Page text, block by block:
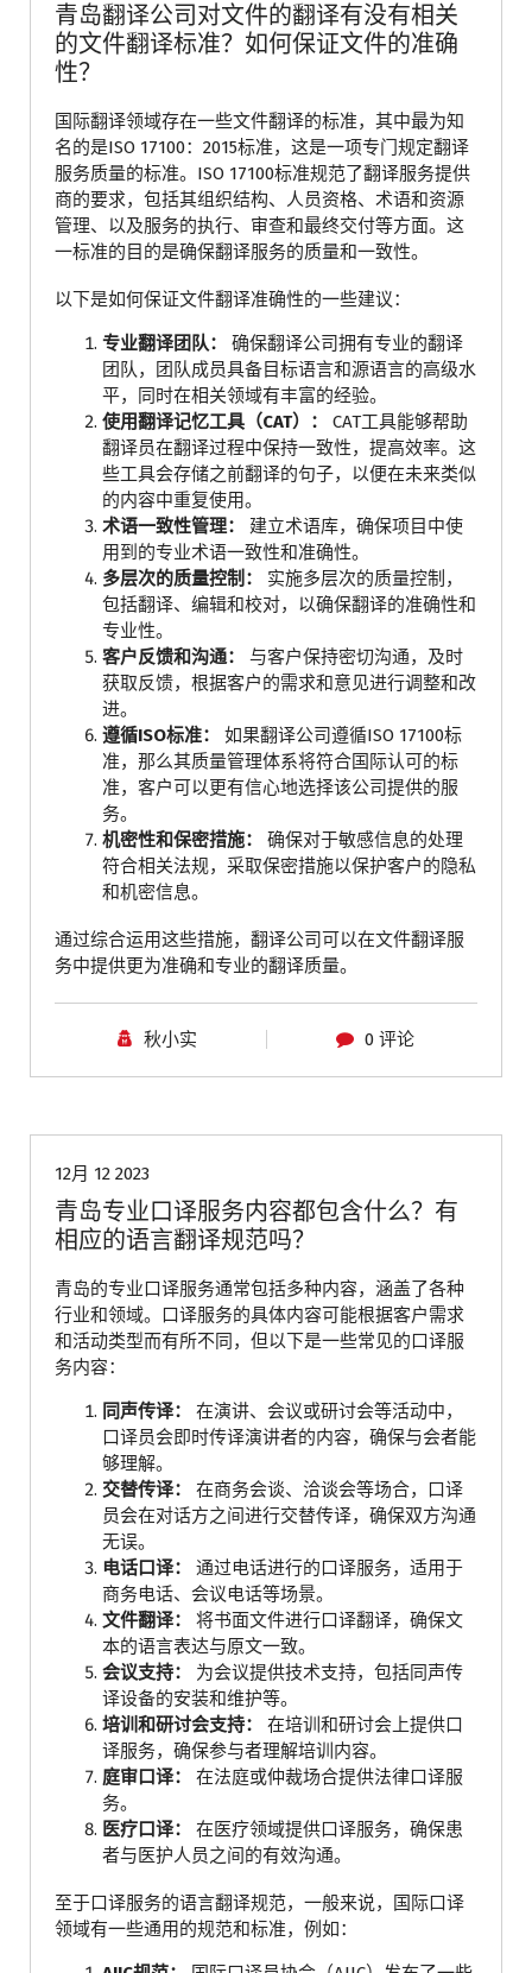
青岛翻译公司对文件的翻译有没有相关
的文件翻译标准？如何保证文件的准确
性？
国际翻译领域存在一些文件翻译的标准，其中最为知
名的是ISO 17100：2015标准，这是一项专门规定翻译
服务质量的标准。ISO 17100标准规范了翻译服务提供
商的要求，包括其组织结构、人员资格、术语和资源
管理、以及服务的执行、审查和最终交付等方面。这
一标准的目的是确保翻译服务的质量和一致性。
以下是如何保证文件翻译准确性的一些建议：
专业翻译团队：
确保翻译公司拥有专业的翻译
团队，团队成员具备目标语言和源语言的高级水
平，同时在相关领域有丰富的经验。
使用翻译记忆工具（CAT）：
CAT工具能够帮助
翻译员在翻译过程中保持一致性，提高效率。这
些工具会存储之前翻译的句子，以便在未来类似
的内容中重复使用。
术语一致性管理：
建立术语库，确保项目中使
用到的专业术语一致性和准确性。
多层次的质量控制：
实施多层次的质量控制，
包括翻译、编辑和校对，以确保翻译的准确性和
专业性。
客户反馈和沟通：
与客户保持密切沟通，及时
获取反馈，根据客户的需求和意见进行调整和改
进。
遵循ISO标准：
如果翻译公司遵循ISO 17100标
准，那么其质量管理体系将符合国际认可的标
准，客户可以更有信心地选择该公司提供的服
务。
机密性和保密措施：
确保对于敏感信息的处理
符合相关法规，采取保密措施以保护客户的隐私
和机密信息。
通过综合运用这些措施，翻译公司可以在文件翻译服
务中提供更为准确和专业的翻译质量。
秋小实 0 评论
12月 12 2023
青岛专业口译服务内容都包含什么？有
相应的语言翻译规范吗？
青岛的专业口译服务通常包括多种内容，涵盖了各种
行业和领域。口译服务的具体内容可能根据客户需求
和活动类型而有所不同，但以下是一些常见的口译服
务内容：
同声传译：
在演讲、会议或研讨会等活动中，
口译员会即时传译演讲者的内容，确保与会者能
够理解。
交替传译：
在商务会谈、洽谈会等场合，口译
员会在对话方之间进行交替传译，确保双方沟通
无误。
电话口译：
通过电话进行的口译服务，适用于
商务电话、会议电话等场景。
文件翻译：
将书面文件进行口译翻译，确保文
本的语言表达与原文一致。
会议支持：
为会议提供技术支持，包括同声传
译设备的安装和维护等。
培训和研讨会支持：
在培训和研讨会上提供口
译服务，确保参与者理解培训内容。
庭审口译：
在法庭或仲裁场合提供法律口译服
务。
医疗口译：
在医疗领域提供口译服务，确保患
者与医护人员之间的有效沟通。
至于口译服务的语言翻译规范，一般来说，国际口译
领域有一些通用的规范和标准，例如：